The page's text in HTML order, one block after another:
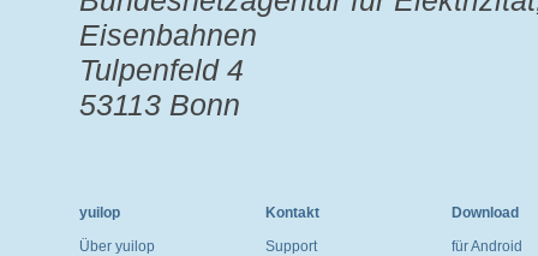
Eisenbahnen
Tulpenfeld 4
53113 Bonn
yuilop
Über yuilop
Kontakt
Support
Download
für Android